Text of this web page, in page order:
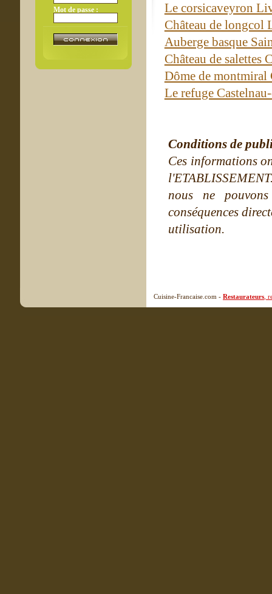
Mot de passe :
Le corsicaveyron
Château de longcol
Auberge basque
Château de salettes
Dôme de
Le refuge
Conditions de
Ces informations
nous ne
conséquences
utilisation.
Cuisine-Francaise.com - Restaurateurs ,